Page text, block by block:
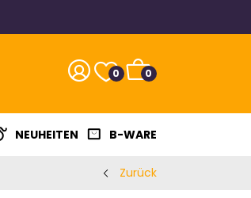
0 0
NEUHEITEN B-WARE
Zurück